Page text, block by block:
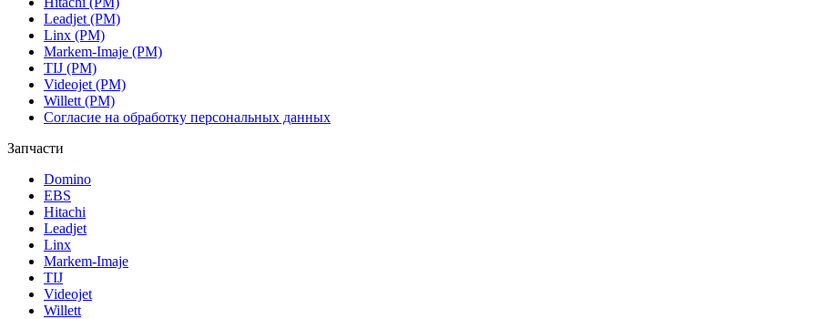
Leadjet (РМ)
Linx (РМ)
Markem-Imaje (РМ)
TIJ (РМ)
Videojet (РМ)
Willett (РМ)
Согласие на обработку персональных данных
Запчасти
Domino
EBS
Hitachi
Leadjet
Linx
Markem-Imaje
TIJ
Videojet
Willett